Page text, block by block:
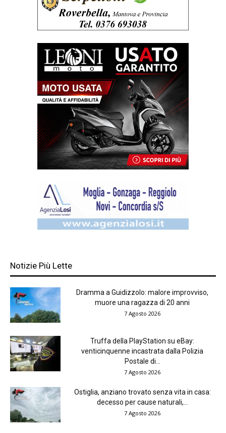
Notizie Più Lette
Dramma a Guidizzolo: malore improvviso,
muore una ragazza di 20 anni
7 Agosto 2026
Truffa della PlayStation su eBay:
venticinquenne incastrata dalla Polizia
Postale di...
7 Agosto 2026
Ostiglia, anziano trovato senza vita in casa:
decesso per cause naturali,...
7 Agosto 2026